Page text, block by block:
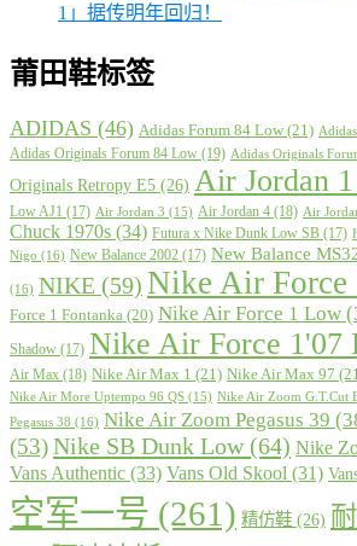
1」据传明年回归！
莆田鞋标签
ADIDAS (46) Adidas Forum 84 Low (21)
Adidas Originals Forum 84 Low (19) Adidas Originals
Originals Retropy E5 (26) Air Jordan 1
Low AJ1 (17) Air Jordan 3 (15) Air Jordan 4 (18) Air
Chuck 1970s (34) Futura x Nike Dunk Low SB (17)
Nigo (16) New Balance 2002 (17) New Balance
(16) NIKE (59) Nike Air Force
Force 1 Fontanka (20) Nike Air Force 1 Low
Shadow (17) Nike Air Force 1'07
Air Max (18) Nike Air Max 1 (21) Nike Air Max 97
Nike Air More Uptempo 96 QS (15) Nike Air Zoom G.T.Cut
Pegasus 38 (16) Nike Air Zoom Pegasus 39
(53)Nike SB Dunk Low(64) Nike
Vans Authentic (33) Vans Old Skool (31)
空军一号 (261) 精仿鞋 (26)